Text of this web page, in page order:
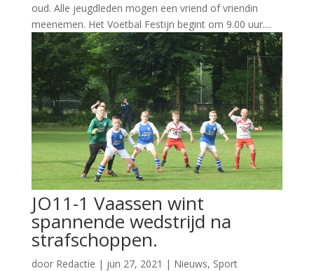
oud. Alle jeugdleden mogen een vriend of vriendin
meenemen. Het Voetbal Festijn begint om 9.00 uur....
JO11-1 Vaassen wint
spannende wedstrijd na
strafschoppen.
door Redactie | jun 27, 2021 | Nieuws, Sport